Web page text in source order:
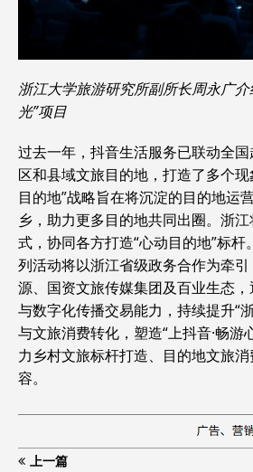
浙江大学旅游研究所副所长周永广
光”项目
过去一年，抖音生活服务已联动全
区和县域文旅目的地，打造了多个
目的地”战略旨在将沉淀的目的地运
乡，助力更多目的地共同出圈。浙江
式，协同各方打造“心动目的地”标
列活动将以浙江省级政务合作为牵
源、国资文旅传媒集团及百业生态
与数字化传播交易能力，持续提升“
与文旅消费转化，塑造“上抖音·畅游
力乡村文旅标杆打造、目的地文旅
容。
上一篇